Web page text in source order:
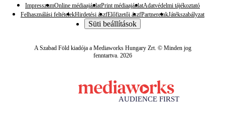
ImpresszumOnline médiaajánlatPrint médiaajánlatAdatvédelmi tájékoztató
Felhasználási feltételekHirdetési ászfElőfizetői ászfPartnereinkJátékszabályzat
Süti beállítások
A Szabad Föld kiadója a Mediaworks Hungary Zrt. © Minden jog
fenntartva. 2026